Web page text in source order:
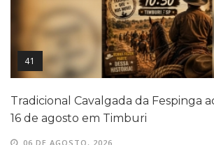
41
Tradicional Cavalgada da Fespinga
16 de agosto em Timburi
06 DE AGOSTO, 2026